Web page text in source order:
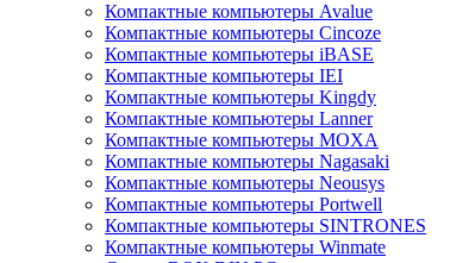
Компактные компьютеры Avalue
Компактные компьютеры Cincoze
Компактные компьютеры iBASE
Компактные компьютеры IEI
Компактные компьютеры Kingdy
Компактные компьютеры Lanner
Компактные компьютеры MOXA
Компактные компьютеры Nagasaki
Компактные компьютеры Neousys
Компактные компьютеры Portwell
Компактные компьютеры SINTRONES
Компактные компьютеры Winmate